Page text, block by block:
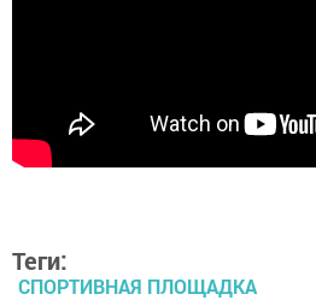
Теги:
СПОРТИВНАЯ ПЛОЩАДКА